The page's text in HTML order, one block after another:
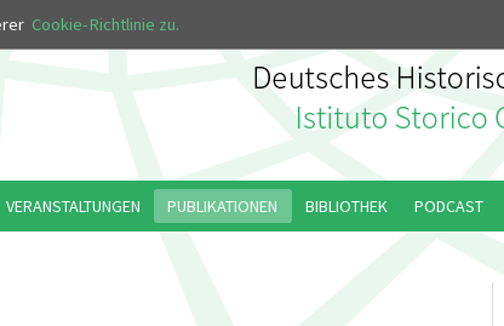
Cookie-Richtlinie zu.
VERANSTALTUNGEN PUBLIKATIONEN BIBLIOTHEK PODCAST